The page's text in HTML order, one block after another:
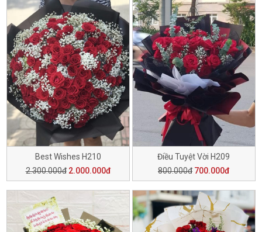
Best Wishes H210
2.300.000đ 2.000.000đ
Điều Tuyệt Vời H209
800.000đ 700.000đ